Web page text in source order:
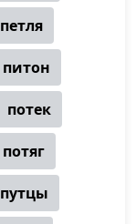
петля
питон
потек
потяг
путцы